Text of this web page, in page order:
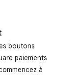
boutons
paiements
à